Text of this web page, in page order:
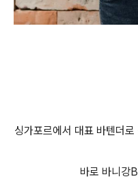
싱가포르에서 대표 바텐더
바로 바니강